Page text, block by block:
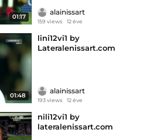
01:17
alainissart
159 views 12 éve
01:48
lini12vi1 by
Lateralenissart.com
alainissart
193 views 12 éve
nili12vi1 by
lateralenissart.com